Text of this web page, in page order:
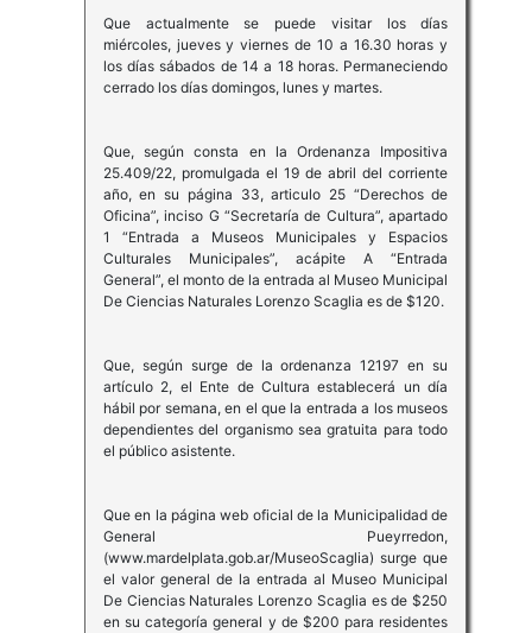
Que actualmente se puede visitar los días
miércoles, jueves y viernes de 10 a 16.30 horas y
los días sábados de 14 a 18 horas. Permaneciendo
cerrado los días domingos, lunes y martes.
Que, según consta en la Ordenanza Impositiva
25.409/22, promulgada el 19 de abril del corriente
año, en su página 33, articulo 25 “Derechos de
Oficina”, inciso G “Secretaría de Cultura”, apartado
1 “Entrada a Museos Municipales y Espacios
Culturales Municipales”, acápite A “Entrada
General”, el monto de la entrada al Museo Municipal
De Ciencias Naturales Lorenzo Scaglia es de $120.
Que, según surge de la ordenanza 12197 en su
artículo 2, el Ente de Cultura establecerá un día
hábil por semana, en el que la entrada a los museos
dependientes del organismo sea gratuita para todo
el público asistente.
Que en la página web oficial de la Municipalidad de
General Pueyrredon,
(www.mardelplata.gob.ar/MuseoScaglia) surge que
el valor general de la entrada al Museo Municipal
De Ciencias Naturales Lorenzo Scaglia es de $250
en su categoría general y de $200 para residentes